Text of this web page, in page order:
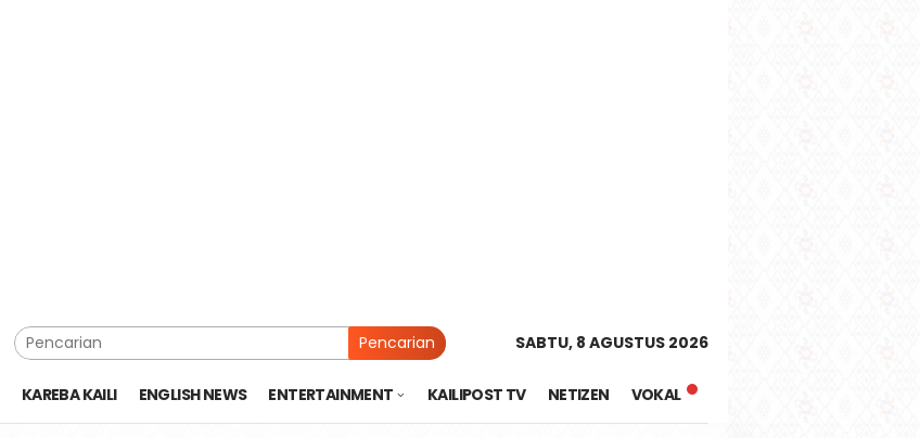
Pencarian SABTU, 8 AGUSTUS 2026
KAREBA KAILI ENGLISH NEWS ENTERTAINMENT KAILIPOST TV NETIZEN VOKAL